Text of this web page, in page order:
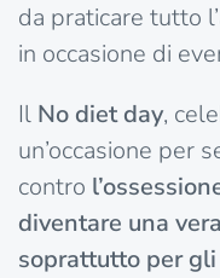
da praticare tutto
in occasione di
Il No diet day,
un’occasione per
contro
diventare una
soprattutto per